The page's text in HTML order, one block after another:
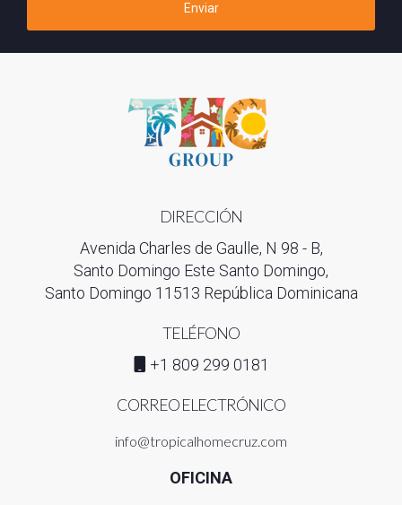
Enviar
DIRECCIÓN
Avenida Charles de Gaulle, N 98 - B,
Santo Domingo Este Santo Domingo,
Santo Domingo 11513 República Dominicana
TELÉFONO
+1 809 299 0181
CORREO ELECTRÓNICO
info@tropicalhomecruz.com
OFICINA